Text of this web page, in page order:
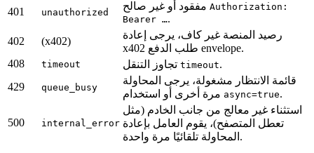
401
unauthorized
Authorization:
Bearer ….
402
(x402)
رصيد المنصة غير كاف، يرجى إعادة
x402 طلب الدفع envelope.
408
timeout timeout.
429
queue_busy
قائمة الانتظار مشغولة، يرجى المحاولة
async=true.
500 internal_error
استثناء غير معالج من جانب الخادم (مثل
تعطل المتصفح)، يقوم العامل بإعادة
المحاولة تلقائيًا مرة واحدة.